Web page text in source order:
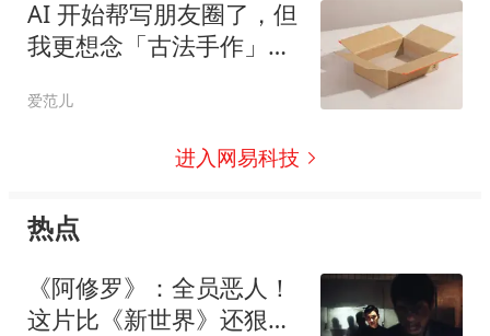
AI 开始帮写朋友圈了，但
我更想念「古法手作」文
爱范儿
进入网易科技
热点
《阿修罗》：全员恶人！
这片比《新世界》还狠，